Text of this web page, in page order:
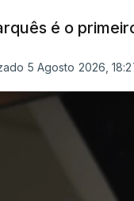
é o
5 Agosto 2026,